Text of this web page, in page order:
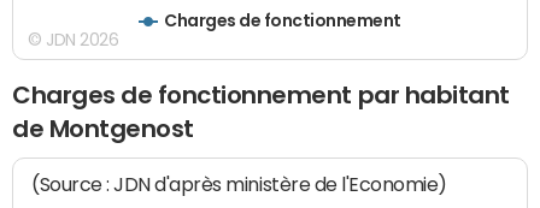
Charges de fonctionnement
© JDN 2026
Charges de fonctionnement par habitant
de Montgenost
(Source : JDN d'après ministère de l'Economie)